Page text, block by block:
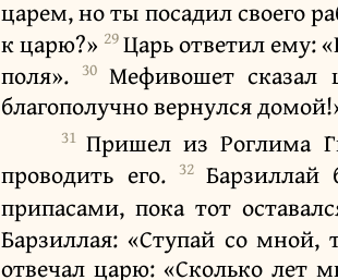
царем, но ты посадил своего
к царю?» 29Царь ответил ему:
поля». 30 Мефивошет сказал
благополучно вернулся
31Пришел из Роглима
проводить его. 32
припасами, пока тот
Барзиллая: «Ступай со мной,
отвечал царю: «Сколько лет